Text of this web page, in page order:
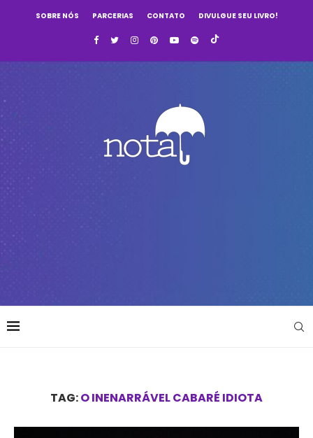
SOBRE NÓS PARCERIAS CONTATO DIVULGUE SEU LIVRO!
TAG:O INENARRÁVEL CABARÉ IDIOTA